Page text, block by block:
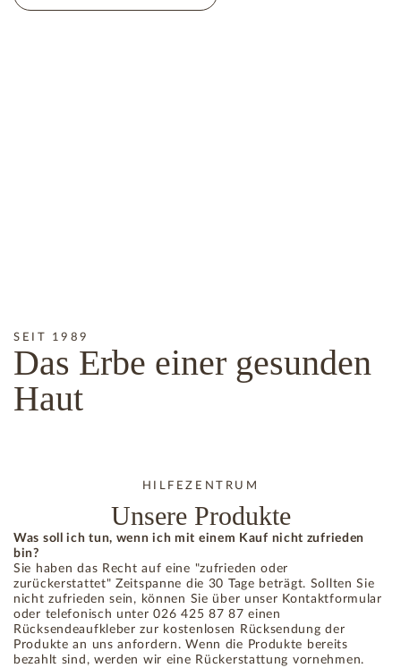
SEIT 1989
Das Erbe einer gesunden
Haut
HILFEZENTRUM
Unsere Produkte
Was soll ich tun, wenn ich mit einem Kauf nicht zufrieden
bin?
Sie haben das Recht auf eine "zufrieden oder
zurückerstattet" Zeitspanne die 30 Tage beträgt. Sollten Sie
nicht zufrieden sein, können Sie über unser Kontaktformular
oder telefonisch unter 026 425 87 87 einen
Rücksendeaufkleber zur kostenlosen Rücksendung der
Produkte an uns anfordern. Wenn die Produkte bereits
bezahlt sind, werden wir eine Rückerstattung vornehmen.